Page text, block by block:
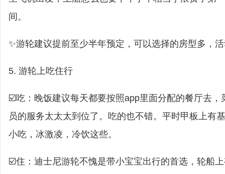
间。
✨游轮建议提前至少半年预定，可以选择的房型多，
5. 游轮上吃住行
☑️吃：晚饭建议每天都要按照app里面分配的餐厅去，
员的服务太太太到位了。吃的也不错。平时甲板上有
小吃，冰激凌，冷饮这些。
☑️住：迪士尼游轮不愧是带小宝宝出行的首选，轮船